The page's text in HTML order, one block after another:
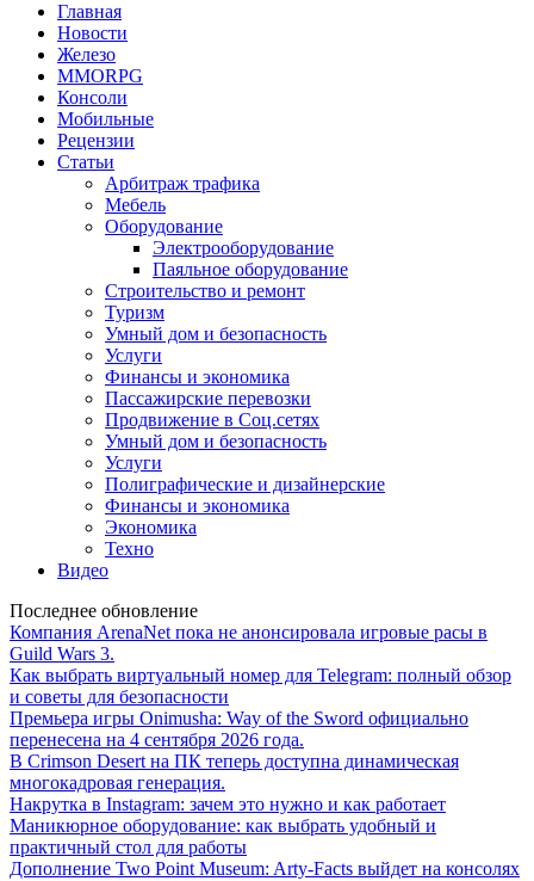
Главная
Новости
Железо
MMORPG
Консоли
Мобильные
Рецензии
Статьи
Арбитраж трафика
Мебель
Оборудование
Электрооборудование
Паяльное оборудование
Строительство и ремонт
Туризм
Умный дом и безопасность
Услуги
Финансы и экономика
Пассажирские перевозки
Продвижение в Соц.сетях
Умный дом и безопасность
Услуги
Полиграфические и дизайнерские
Финансы и экономика
Экономика
Техно
Видео
Последнее обновление
Компания ArenaNet пока не анонсировала игровые расы в
Guild Wars 3.
Как выбрать виртуальный номер для Telegram: полный обзор
и советы для безопасности
Премьера игры Onimusha: Way of the Sword официально
перенесена на 4 сентября 2026 года.
В Crimson Desert на ПК теперь доступна динамическая
многокадровая генерация.
Накрутка в Instagram: зачем это нужно и как работает
Маникюрное оборудование: как выбрать удобный и
практичный стол для работы
Дополнение Two Point Museum: Arty-Facts выйдет на консолях